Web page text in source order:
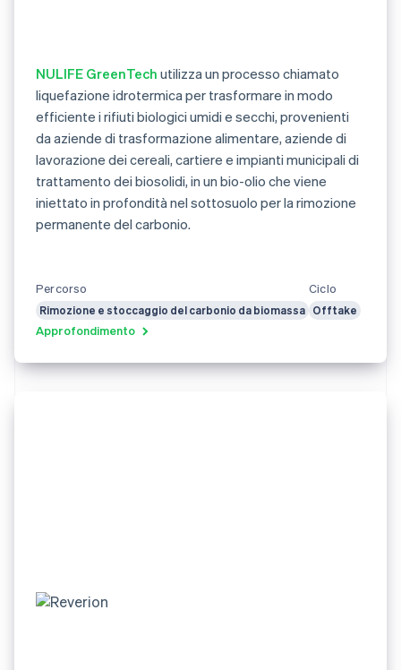
NULIFE GreenTech utilizza un processo chiamato
liquefazione idrotermica per trasformare in modo
efficiente i rifiuti biologici umidi e secchi, provenienti
da aziende di trasformazione alimentare, aziende di
lavorazione dei cereali, cartiere e impianti municipali di
trattamento dei biosolidi, in un bio-olio che viene
iniettato in profondità nel sottosuolo per la rimozione
permanente del carbonio.
Percorso
Rimozione e stoccaggio del carbonio da biomassa
Ciclo
Offtake
Approfondimento